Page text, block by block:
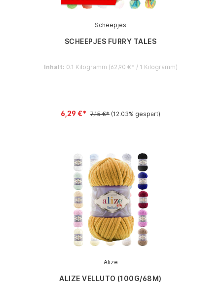
Scheepjes
SCHEEPJES FURRY TALES
Inhalt: 0.1 Kilogramm (62,90 €* / 1 Kilogramm)
6,29 €* 7,15 €* (12.03% gespart)
Alize
ALIZE VELLUTO (100G/68M)